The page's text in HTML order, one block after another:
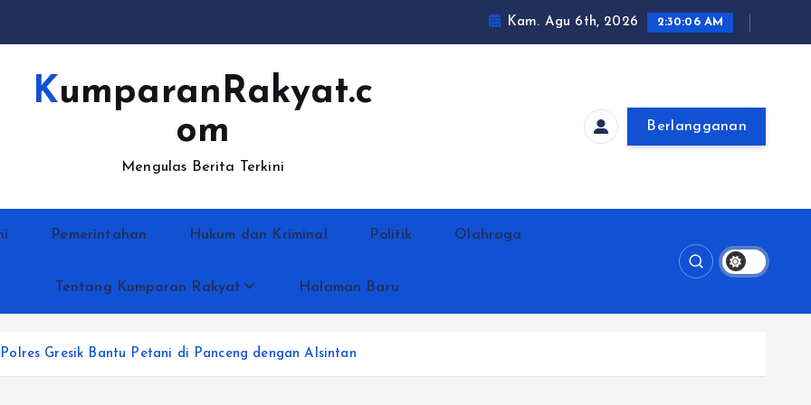
Kam. Agu 6th, 2026 2:30:07 AM
KumparanRakyat.c
om
Mengulas Berita Terkini
Berlangganan
Pemerintahan Hukum dan Kriminal Politik Olahraga
Tentang Kumparan Rakyat Halaman Baru
Gresik Bantu Petani di Panceng dengan Alsintan